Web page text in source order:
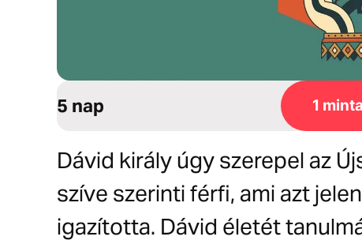
5 nap 1
Dávid király úgy szerepel az
szíve szerinti férfi, ami azt
igazította. Dávid életét